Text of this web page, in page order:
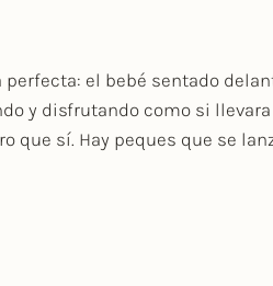
el bebé sentado
y disfrutando como si
que sí. Hay peques que se